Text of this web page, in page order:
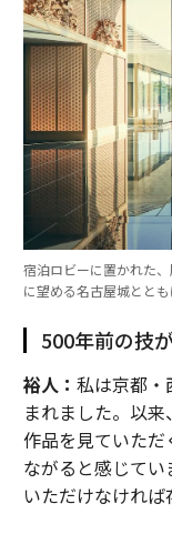
宿泊ロビーに置かれた
に望める名古屋城とと
500年前の技
裕人： 私は京都・
まれました。以
作品を見ていた
ながると感じて
いただけなければ